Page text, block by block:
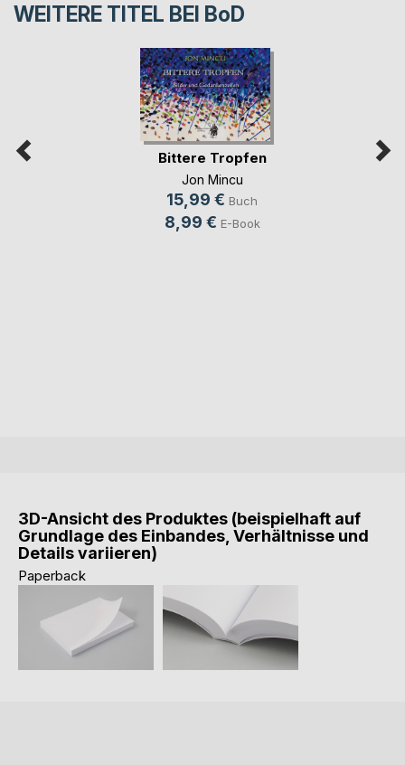
WEITERE TITEL BEI BoD
Bittere Tropfen
Jon Mincu
15,99 € Buch
8,99 € E-Book
3D-Ansicht des Produktes (beispielhaft auf
Grundlage des Einbandes, Verhältnisse und
Details variieren)
Paperback